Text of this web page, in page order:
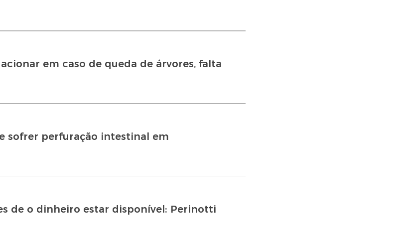
em caso de queda de árvores, falta
sofrer perfuração intestinal em
de o dinheiro estar disponível: Perinotti